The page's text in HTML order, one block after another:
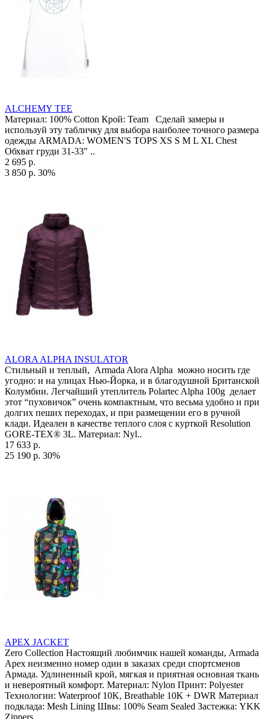
ALCHEMY TEE
Материал: 100% Cotton Крой: Team Сделай замеры и
используй эту табличку для выбора наиболее точного размера
одежды ARMADA: WOMEN'S TOPS XS S M L XL Chest
Обхват груди 31-33" ..
2 695 р.
3 850 р. 30%
ALORA ALPHA INSULATOR
Стильный и теплый, Armada Alora Alpha можно носить где
угодно: и на улицах Нью-Йорка, и в благодушной Британской
Колумбии. Легчайший утеплитель Polartec Alpha 100g делает
этот “пуховичок” очень компактным, что весьма удобно и при
долгих пеших переходах, и при размещении его в ручной
клади. Идеален в качестве теплого слоя с курткой Resolution
GORE-TEX® 3L. Материал: Nyl..
17 633 р.
25 190 р. 30%
APEX JACKET
Zero Collection Настоящий любимчик нашей команды, Armada
Apex неизменно номер один в заказах среди спортсменов
Армада. Удлиненный крой, мягкая и приятная основная ткань
и невероятный комфорт. Материал: Nylon Принт: Polyester
Технологии: Waterproof 10K, Breathable 10K + DWR Материал
подклада: Mesh Lining Швы: 100% Seam Sealed Застежка: YKK